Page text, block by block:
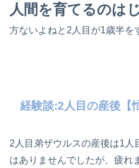
人間を育てるのは
方ないよねと2人目が1歳半を
経験談:2人目の産後【
2人目弟ザウルスの産後は1人
はありませんでしたが、疲れ